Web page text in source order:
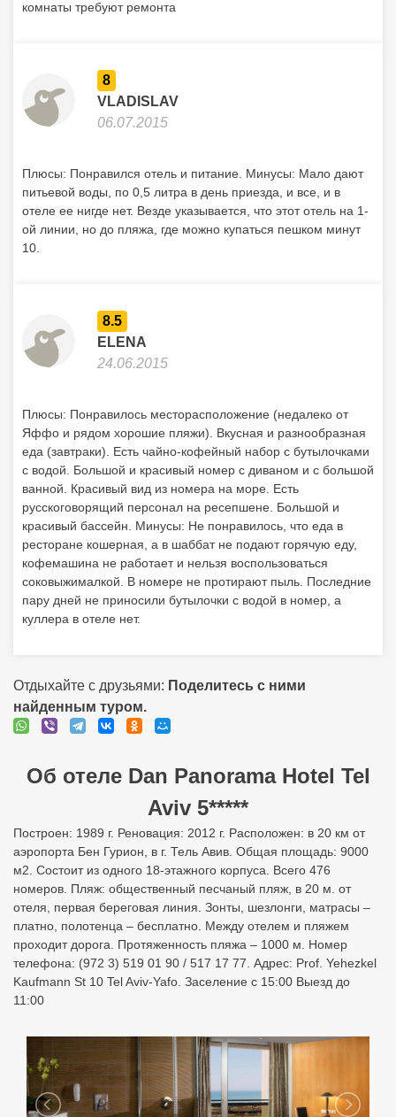
комнаты требуют ремонта
8
VLADISLAV
06.07.2015
Плюсы: Понравился отель и питание. Минусы: Мало дают
питьевой воды, по 0,5 литра в день приезда, и все, и в
отеле ее нигде нет. Везде указывается, что этот отель на 1-
ой линии, но до пляжа, где можно купаться пешком минут
10.
8.5
ELENA
24.06.2015
Плюсы: Понравилось месторасположение (недалеко от
Яффо и рядом хорошие пляжи). Вкусная и разнообразная
еда (завтраки). Есть чайно-кофейный набор с бутылочками
с водой. Большой и красивый номер с диваном и с большой
ванной. Красивый вид из номера на море. Есть
русскоговорящий персонал на ресепшене. Большой и
красивый бассейн. Минусы: Не понравилось, что еда в
ресторане кошерная, а в шаббат не подают горячую еду,
кофемашина не работает и нельзя воспользоваться
соковыжималкой. В номере не протирают пыль. Последние
пару дней не приносили бутылочки с водой в номер, а
куллера в отеле нет.
Отдыхайте с друзьями: Поделитесь с ними
найденным туром.
Об отеле Dan Panorama Hotel Tel
Aviv 5*****
Построен: 1989 г. Реновация: 2012 г. Расположен: в 20 км от
аэропорта Бен Гурион, в г. Тель Авив. Общая площадь: 9000
м2. Состоит из одного 18-этажного корпуса. Всего 476
номеров. Пляж: общественный песчаный пляж, в 20 м. от
отеля, первая береговая линия. Зонты, шезлонги, матрасы –
платно, полотенца – бесплатно. Между отелем и пляжем
проходит дорога. Протяженность пляжа – 1000 м. Номер
телефона: (972 3) 519 01 90 / 517 17 77. Адрес: Prof. Yehezkel
Kaufmann St 10 Tel Aviv-Yafo. Заселение с 15:00 Выезд до
11:00